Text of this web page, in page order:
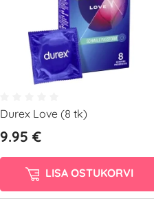
Durex Love (8 tk)
9.95 €
LISA OSTUKORVI